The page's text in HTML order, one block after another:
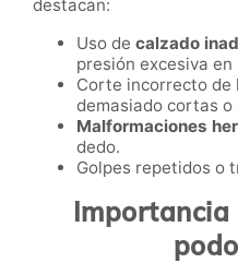
destacan:
Uso de calzado
presión excesiva en
Corte incorrecto de
demasiado cortas o
Malformaciones
dedo.
Golpes repetidos o
Importancia